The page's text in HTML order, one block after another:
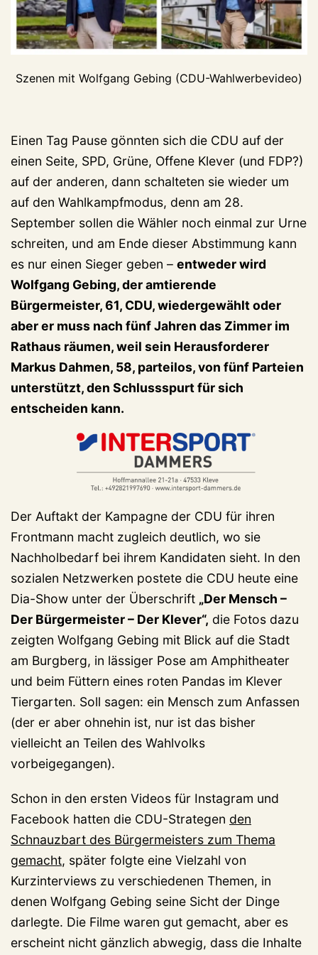
Szenen mit Wolfgang Gebing (CDU-Wahlwerbevideo)
Einen Tag Pause gönnten sich die CDU auf der
einen Seite, SPD, Grüne, Offene Klever (und FDP?)
auf der anderen, dann schalteten sie wieder um
auf den Wahlkampfmodus, denn am 28.
September sollen die Wähler noch einmal zur Urne
schreiten, und am Ende dieser Abstimmung kann
es nur einen Sieger geben – entweder wird
Wolfgang Gebing, der amtierende
Bürgermeister, 61, CDU, wiedergewählt oder
aber er muss nach fünf Jahren das Zimmer im
Rathaus räumen, weil sein Herausforderer
Markus Dahmen, 58, parteilos, von fünf Parteien
unterstützt, den Schlussspurt für sich
entscheiden kann.
Der Auftakt der Kampagne der CDU für ihren
Frontmann macht zugleich deutlich, wo sie
Nachholbedarf bei ihrem Kandidaten sieht. In den
sozialen Netzwerken postete die CDU heute eine
Dia-Show unter der Überschrift „Der Mensch –
Der Bürgermeister – Der Klever“, die Fotos dazu
zeigten Wolfgang Gebing mit Blick auf die Stadt
am Burgberg, in lässiger Pose am Amphitheater
und beim Füttern eines roten Pandas im Klever
Tiergarten. Soll sagen: ein Mensch zum Anfassen
(der er aber ohnehin ist, nur ist das bisher
vielleicht an Teilen des Wahlvolks
vorbeigegangen).
Schon in den ersten Videos für Instagram und
Facebook hatten die CDU-Strategen den
Schnauzbart des Bürgermeisters zum Thema
gemacht, später folgte eine Vielzahl von
Kurzinterviews zu verschiedenen Themen, in
denen Wolfgang Gebing seine Sicht der Dinge
darlegte. Die Filme waren gut gemacht, aber es
erscheint nicht gänzlich abwegig, dass die Inhalte